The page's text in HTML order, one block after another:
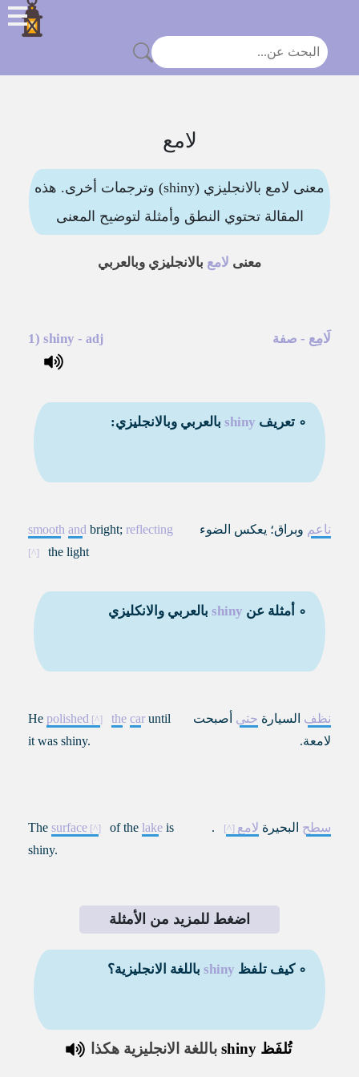
لامع
معنى لامع بالانجليزي (shiny) وترجمات أخرى. هذه
المقالة تحتوي النطق وأمثلة لتوضيح المعنى
معنى لامع بالانجليزي وبالعربي
لَامِع - صفة 1) shiny - adj
∘ تعريف shiny بالعربي وبالانجليزي:
ناعم وبراق؛ يعكس الضوء smooth and bright; reflecting
the light
∘ أمثلة عن shiny بالعربي والانكليزي
نظف السيارة حتى أصبحت
لامعة.
He polished the car until
it was shiny.
سطح البحيرة لامع .
The surface of the lake is
shiny.
اضغط للمزيد من الأمثلة
∘ كيف تلفظ shiny باللغة الانجليزية؟
تُلفَظ shinyباللغة الانجليزية هكذا